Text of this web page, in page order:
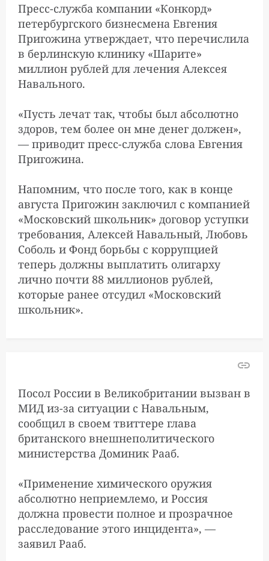
Пресс-служба компании «Конкорд»
петербургского бизнесмена Евгения
Пригожина утверждает, что перечислила
в берлинскую клинику «Шарите»
миллион рублей для лечения Алексея
Навального.
«Пусть лечат так, чтобы был абсолютно
здоров, тем более он мне денег должен»,
— приводит пресс-служба слова Евгения
Пригожина.
Напомним, что после того, как в конце
августа Пригожин заключил с компанией
«Московский школьник» договор уступки
требования, Алексей Навальный, Любовь
Соболь и Фонд борьбы с коррупцией
теперь должны выплатить олигарху
лично почти 88 миллионов рублей,
которые ранее отсудил «Московский
школьник».
Посол России в Великобритании вызван в
МИД из-за ситуации с Навальным,
сообщил в своем твиттере глава
британского внешнеполитического
министерства Доминик Рааб.
«Применение химического оружия
абсолютно неприемлемо, и Россия
должна провести полное и прозрачное
расследование этого инцидента», —
заявил Рааб.